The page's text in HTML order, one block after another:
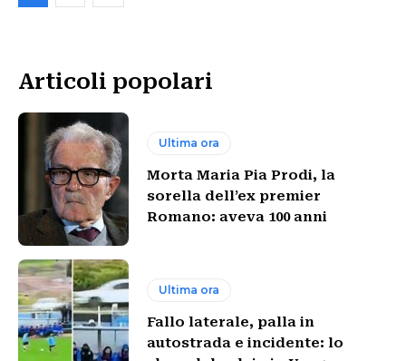
Articoli popolari
Ultima ora
Morta Maria Pia Prodi, la
sorella dell’ex premier
Romano: aveva 100 anni
Ultima ora
Fallo laterale, palla in
autostrada e incidente: lo